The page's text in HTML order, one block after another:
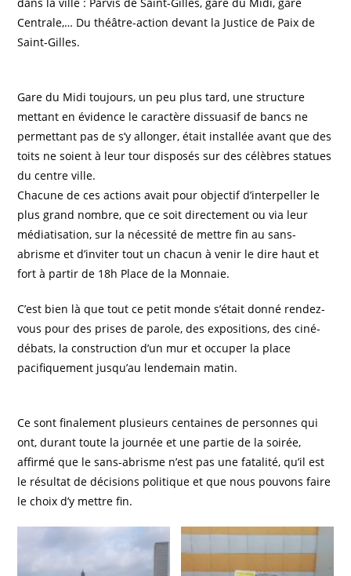
Centrale,… Du théâtre-action devant la Justice de Paix de
Saint-Gilles.
Gare du Midi toujours, un peu plus tard, une structure
mettant en évidence le caractère dissuasif de bancs ne
permettant pas de s’y allonger, était installée avant que des
toits ne soient à leur tour disposés sur des célèbres statues
du centre ville.
Chacune de ces actions avait pour objectif d’interpeller le
plus grand nombre, que ce soit directement ou via leur
médiatisation, sur la nécessité de mettre fin au sans-
abrisme et d’inviter tout un chacun à venir le dire haut et
fort à partir de 18h Place de la Monnaie.
C’est bien là que tout ce petit monde s’était donné rendez-
vous pour des prises de parole, des expositions, des ciné-
débats, la construction d’un mur et occuper la place
pacifiquement jusqu’au lendemain matin.
Ce sont finalement plusieurs centaines de personnes qui
ont, durant toute la journée et une partie de la soirée,
affirmé que le sans-abrisme n’est pas une fatalité, qu’il est
le résultat de décisions politique et que nous pouvons faire
le choix d’y mettre fin.